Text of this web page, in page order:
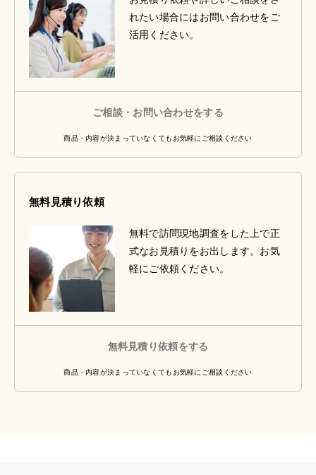
れたい場合にはお問い合わせをご
活用ください。
ご相談・お問い合わせをする
商品・内容が決まっていなくてもお気軽にご相談ください
無料見積り依頼
無料で訪問現地調査をした上で正
式なお見積りをお出します。お気
軽にご依頼ください。
無料見積り依頼をする
商品・内容が決まっていなくてもお気軽にご相談ください